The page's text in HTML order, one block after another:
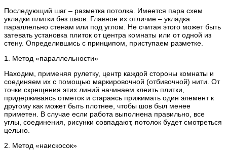
Последующий шаг – разметка потолка. Имеется пара схем
укладки плитки без швов. Главное их отличие – укладка
параллельно стенам или под углом. Не считая этого может быть
затевать установка плиток от центра комнаты или от одной из
стену. Определившись с принципом, приступаем разметке.
1. Метод «параллельности»
Находим, применяя рулетку, центр каждой стороны комнаты и
соединяем их с помощью маркировочной (отбивочной) нити. От
точки скрещения этих линий начинаем клеить плитки,
придерживаясь отметок и стараясь прижимать один элемент к
другому как может быть плотнее, чтобы шов был менее
приметен. В случае если работа выполнена правильно, все
углы, соединения, рисунки совпадают, потолок будет смотреться
цельно.
2. Метод «наискосок»